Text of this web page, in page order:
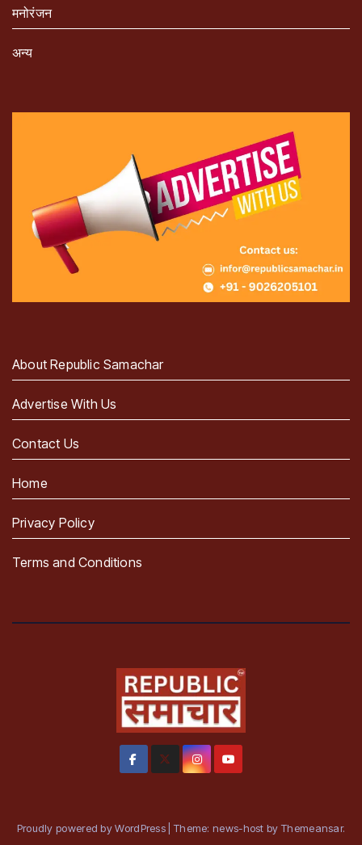
मनोरंजन
अन्य
About Republic Samachar
Advertise With Us
Contact Us
Home
Privacy Policy
Terms and Conditions
Proudly powered by WordPress Theme: news-host by Themeansar.